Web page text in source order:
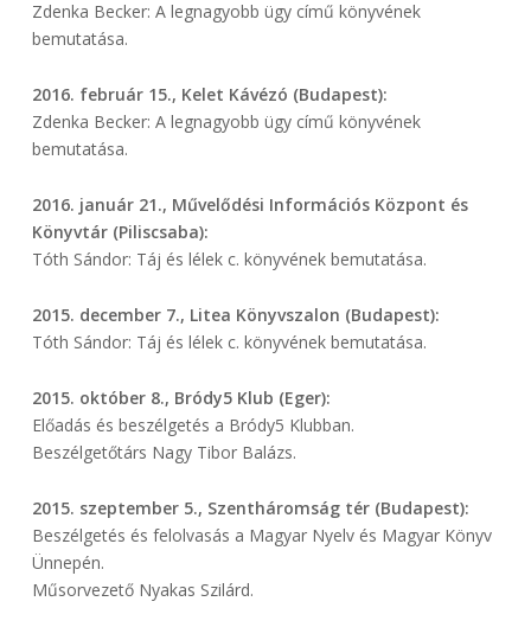
Zdenka Becker: A legnagyobb ügy című könyvének
bemutatása.
2016. február 15., Kelet Kávézó (Budapest):
Zdenka Becker: A legnagyobb ügy című könyvének
bemutatása.
2016. január 21., Művelődési Információs Központ és
Könyvtár (Piliscsaba):
Tóth Sándor: Táj és lélek c. könyvének bemutatása.
2015. december 7., Litea Könyvszalon (Budapest):
Tóth Sándor: Táj és lélek c. könyvének bemutatása.
2015. október 8., Bródy5 Klub (Eger):
Előadás és beszélgetés a Bródy5 Klubban.
Beszélgetőtárs Nagy Tibor Balázs.
2015. szeptember 5., Szentháromság tér (Budapest):
Beszélgetés és felolvasás a Magyar Nyelv és Magyar Könyv
Ünnepén.
Műsorvezető Nyakas Szilárd.